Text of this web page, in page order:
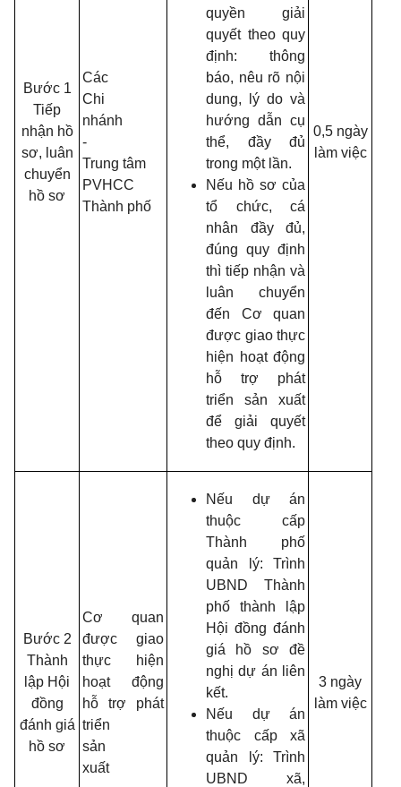
Bước 1
Tiếp
nhận hồ
sơ, luân
chuyển
hồ sơ
Các
Chi
nhánh
-
Trung tâm
PVHCC
Thành phố
quyền giải
quyết theo quy
định: thông
báo, nêu rõ nội
dung, lý do và
hướng dẫn cụ
thể, đầy đủ
trong một lần.
Nếu hồ sơ của
tổ chức, cá
nhân đầy đủ,
đúng quy định
thì tiếp nhận và
luân chuyển
đến Cơ quan
được giao thực
hiện hoạt động
hỗ trợ phát
triển sản xuất
để giải quyết
theo quy định.
0,5 ngày
làm việc
Bước 2
Thành
lập Hội
đồng
đánh giá
hồ sơ
Cơ quan
được giao
thực hiện
hoạt động
hỗ trợ phát
triển
sản
xuất
Nếu dự án
thuộc cấp
Thành phố
quản lý: Trình
UBND Thành
phố thành lập
Hội đồng đánh
giá hồ sơ đề
nghị dự án liên
kết.
Nếu dự án
thuộc cấp xã
quản lý: Trình
UBND xã,
3 ngày
làm việc